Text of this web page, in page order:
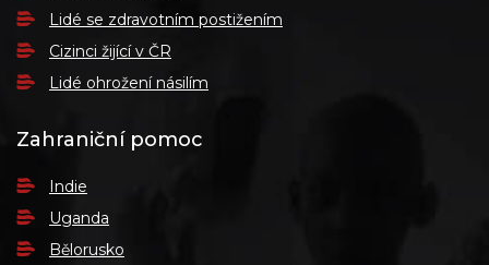
Lidé se zdravotním postižením
Cizinci žijící v ČR
Lidé ohrožení násilím
Zahraniční pomoc
Indie
Uganda
Bělorusko